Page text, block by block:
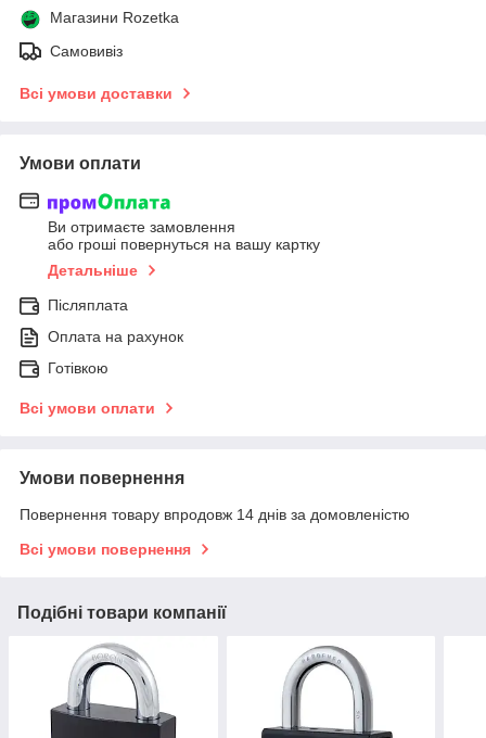
Магазини Rozetka
Самовивіз
Всі умови доставки
Умови оплати
Ви отримаєте замовлення
або гроші повернуться на вашу картку
Детальніше
Післяплата
Оплата на рахунок
Готівкою
Всі умови оплати
Умови повернення
Повернення товару впродовж 14 днів за домовленістю
Всі умови повернення
Подібні товари компанії